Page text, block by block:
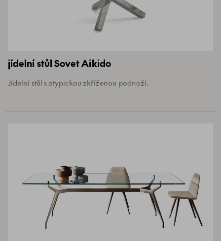
jídelní stůl Sovet Aikido
Jídelní stůl s atypickou zkříženou podnoží.